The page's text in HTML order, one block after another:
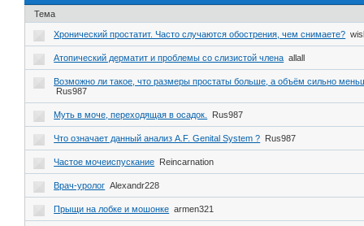
Тема
Хронический простатит. Часто случаются обострения, чем снимаете?
Атопический дерматит и проблемы со слизистой члена allall
Возможно ли такое, что размеры простаты больше, а объём сильно
Rus987
Муть в моче, переходящая в осадок. Rus987
Что означает данный анализ A.F. Genital System ? Rus987
Частое мочеиспускание Reincarnation
Врач-уролог Alexandr228
Прыщи на лобке и мошонке armen321